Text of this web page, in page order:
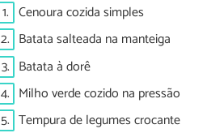
1. Cenoura cozida simples
2. Batata salteada na manteiga
3. Batata à dorê
4. Milho verde cozido na pressão
5. Tempura de legumes crocante